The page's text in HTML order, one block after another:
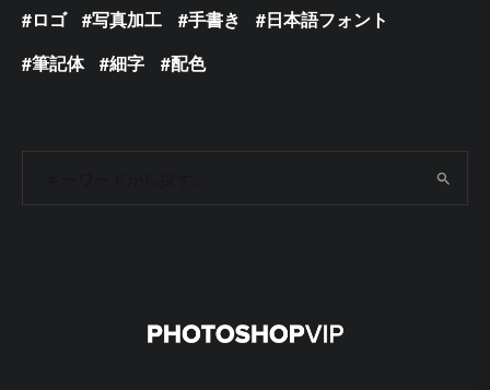
ロゴ
写真加工 手書き
日本語フォント
筆記体
細字 配色